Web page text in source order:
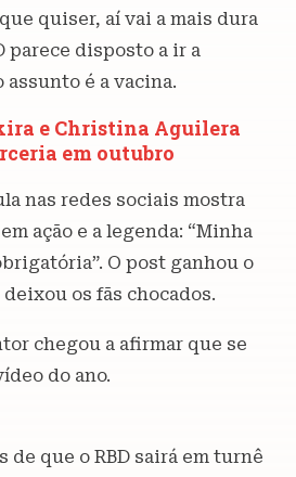
quiser, aí vai a mais dura
parece disposto a ir a
é a vacina.
e Christina Aguilera
em outubro
nas redes sociais mostra
ação e a legenda: “Minha
O post ganhou o
os fãs chocados.
chegou a afirmar que se
do ano.
de que o RBD sairá em turnê